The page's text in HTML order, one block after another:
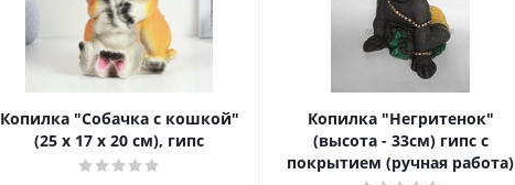
Копилка "Собачка с кошкой"
(25 х 17 х 20 см), гипс
Копилка "Негритенок"
(высота - 33см) гипс с
покрытием (ручная работа)